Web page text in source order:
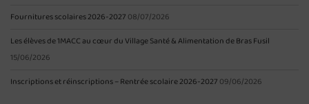
Fournitures scolaires 2026-2027 08/07/2026
Les élèves de 1MACC au cœur du Village Santé & Alimentation de Bras Fusil
15/06/2026
Inscriptions et réinscriptions – Rentrée scolaire 2026-2027 09/06/2026